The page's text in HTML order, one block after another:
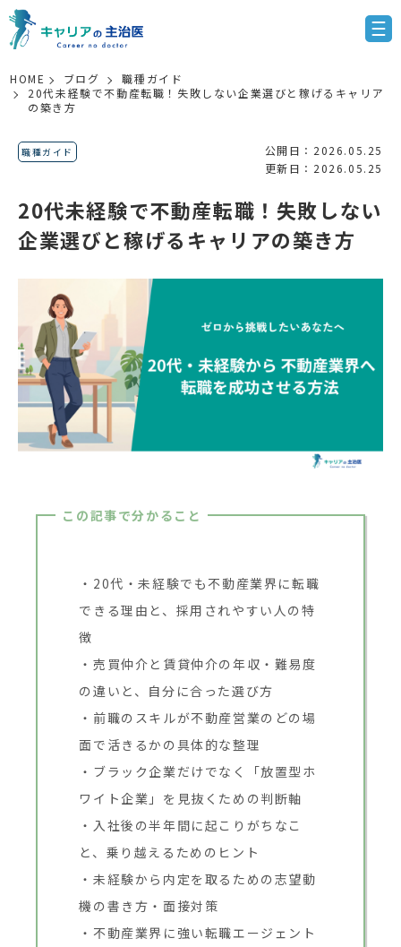
HOME ブログ
職種ガイド
20代未経験で不動産転職！失敗しない企業選びと稼げるキャリア
の築き方
職種ガイド
公開日：2026.05.25
更新日：2026.05.25
20代未経験で不動産転職！失敗しない
企業選びと稼げるキャリアの築き方
この記事で分かること
20代・未経験でも不動産業界に転職
できる理由と、採用されやすい人の特
徴
売買仲介と賃貸仲介の年収・難易度
の違いと、自分に合った選び方
前職のスキルが不動産営業のどの場
面で活きるかの具体的な整理
ブラック企業だけでなく「放置型ホ
ワイト企業」を見抜くための判断軸
入社後の半年間に起こりがちなこ
と、乗り越えるためのヒント
未経験から内定を取るための志望動
機の書き方・面接対策
不動産業界に強い転職エージェント